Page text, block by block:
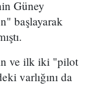
Güney
başlayarak
ve ilk iki "pilot
varlığını da